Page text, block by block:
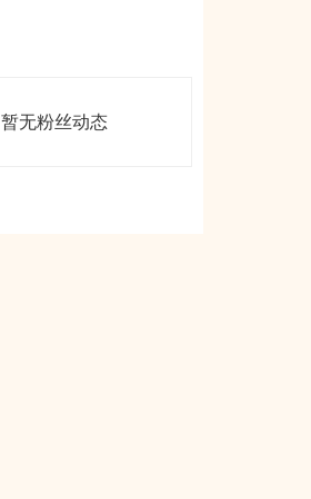
暂无粉丝动态